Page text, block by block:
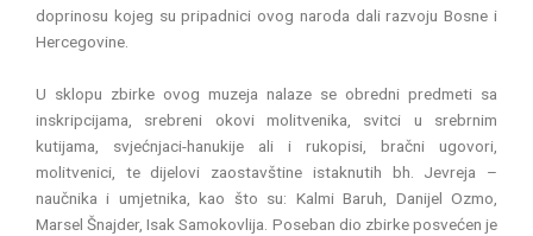
doprinosu kojeg su pripadnici ovog naroda dali razvoju Bosne i
Hercegovine.
U sklopu zbirke ovog muzeja nalaze se obredni predmeti sa
inskripcijama, srebreni okovi molitvenika, svitci u srebrnim
kutijama, svjećnjaci-hanukije ali i rukopisi, bračni ugovori,
molitvenici, te dijelovi zaostavštine istaknutih bh. Jevreja –
naučnika i umjetnika, kao što su: Kalmi Baruh, Danijel Ozmo,
Marsel Šnajder, Isak Samokovlija. Poseban dio zbirke posvećen je